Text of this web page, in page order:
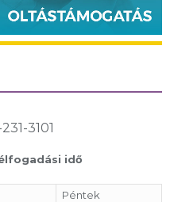
3101
idő
Péntek